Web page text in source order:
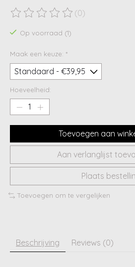
De beoordeling van dit product is
(0)
Op voorraad (1)
Maak een keuze: *
Hoeveelheid:
Toevoegen aan
Aan verlanglijst
Plaats
Toevoegen om te vergelijken
Beschrijving Reviews (0)